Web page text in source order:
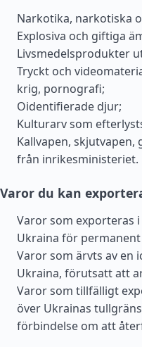
Narkotika, narkotiska
Explosiva och giftiga
Livsmedelsprodukter
Tryckt och
krig, pornografi;
Oidentifierade djur;
Kulturarv som
Kallvapen, skjutvapen,
från inrikesministeriet.
Varor du kan
Varor som exporteras
Ukraina för
Varor som ärvts av en
Ukraina, förutsatt att
Varor som tillfälligt
över Ukrainas
förbindelse om att